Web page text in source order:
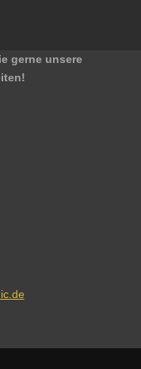
gerne unsere